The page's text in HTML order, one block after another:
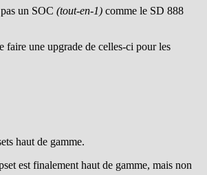
un SOC (tout-en-1) comme le SD 888
faire une upgrade de celles-ci pour les
haut de gamme.
est finalement haut de gamme, mais non